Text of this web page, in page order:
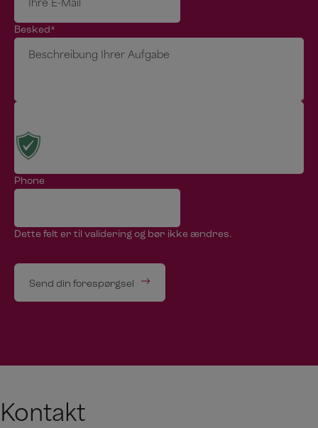
Besked*
Phone
Dette felt er til validering og bør ikke ændres.
Send din forespørgsel
Kontakt